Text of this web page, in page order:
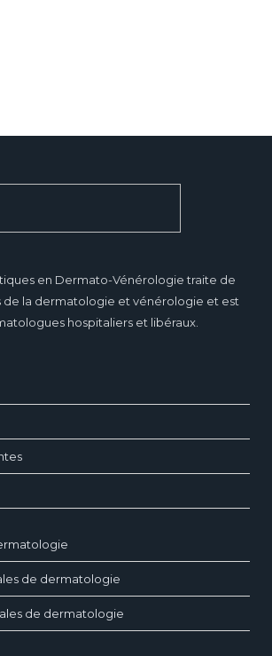
en Dermato-Vénérologie traite de
de la dermatologie et vénérologie et est
hospitaliers et libéraux.
de dermatologie
de dermatologie